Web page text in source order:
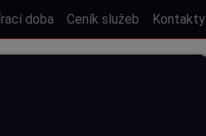
doba Ceník služeb Kontakty